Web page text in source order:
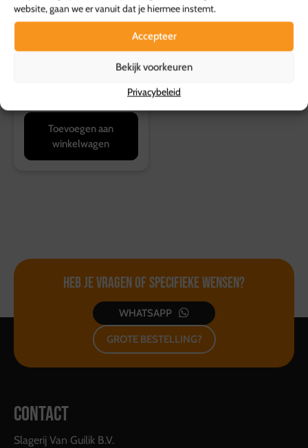
website, gaan we er vanuit dat je hiermee instemt.
Accepteer
Bekijk voorkeuren
Privacybeleid
Spruitjes, Mex.
Toevoegen aan
winkelwagen
Heb je vragen ofspecifieke wensen?
WHATSAPP
GROTE BESTELLING?
CONTACT
Slagerij Van Guilik B.V.